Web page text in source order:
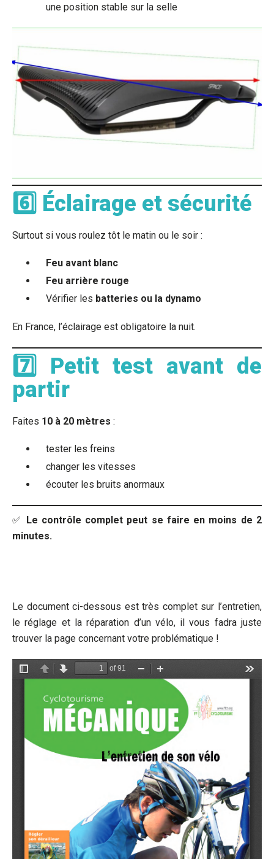
une position stable sur la selle
6️⃣ Éclairage et sécurité
Surtout si vous roulez tôt le matin ou le soir :
Feu avant blanc
Feu arrière rouge
Vérifier les batteries ou la dynamo
En France, l’éclairage est obligatoire la nuit.
7️⃣ Petit test avant de
partir
Faites 10 à 20 mètres :
tester les freins
changer les vitesses
écouter les bruits anormaux
✅ Le contrôle complet peut se faire en moins de 2
minutes.
Le document ci-dessous est très complet sur l’entretien,
le réglage et la réparation d’un vélo, il vous fadra juste
trouver la page concernant votre problématique !